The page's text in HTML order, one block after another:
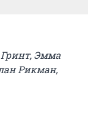
Эмма
Рикман,